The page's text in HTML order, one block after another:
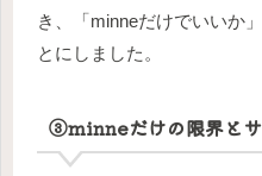
き、「minneだけでいいか
とにしました。
③minneだけの限界と